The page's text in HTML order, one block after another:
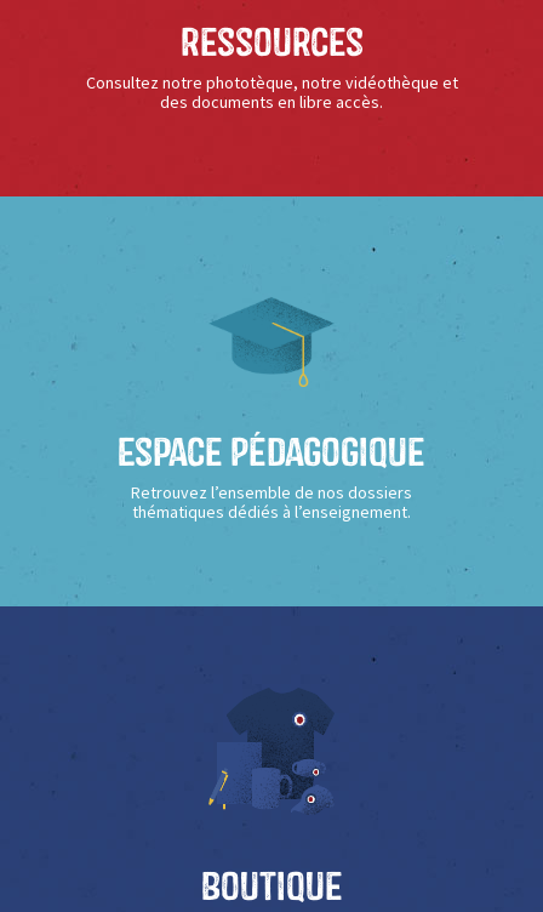
Ressources
Consultez notre phototèque, notre vidéothèque et
des documents en libre accès.
Espace Pédagogique
Retrouvez l’ensemble de nos dossiers
thématiques dédiés à l’enseignement.
Boutique